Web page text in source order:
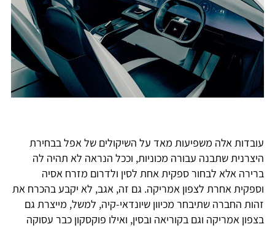
עובדות אלה משפיעות מאד על השיקולים של אפל בבחירת
היצרנית שתבנה עבורה מכוניות, וככל הנראה לא תהיה לה
ברירה אלא לבחור ספקית אחת לסין ולדרום מזרח אסיה
וספקית אחרת לצפון אמריקה. גם זה, אגב, לא יקבע בהכרח את
זהות החברה שתיבחר מכיוון שיונדאי-קיה, למשל, מייצרת גם
בצפון אמריקה וגם בקוריאה ובסין, ואילו פוקסקון כבר עסוקה